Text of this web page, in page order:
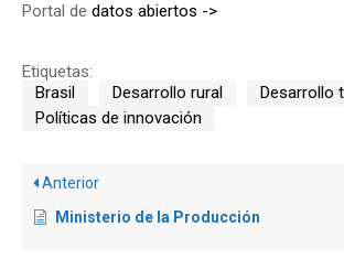
Portal de datos abiertos ->
Etiquetas:
Brasil
Desarrollo rural
Desarrollo
Políticas de innovación
Anterior
Ministerio de la Producción